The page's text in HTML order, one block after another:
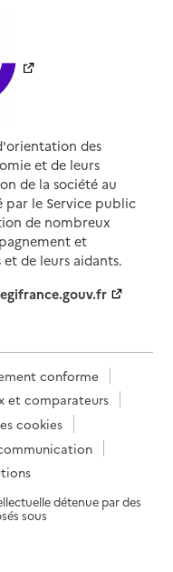
des
et de leurs
de la société au
par le Service public
de nombreux
et
de leurs aidants.
conforme
et comparateurs
cookies
détenue par des
sous